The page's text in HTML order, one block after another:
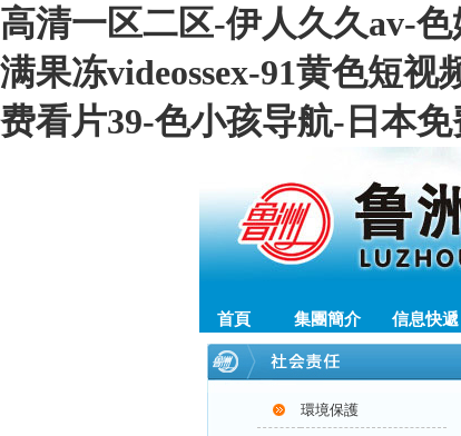
高清一区二区-伊人久久av-
满果冻videossex-91黄色短
费看片39-色小孩导航-日本免
首頁 集團簡介 信息快遞
環境保護